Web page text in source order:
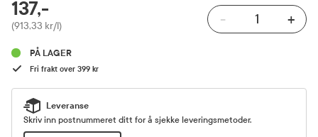
Pris
137,-
(913,33 kr/l) - +
PÅ LAGER
Fri frakt over 399 kr
Leveranse
Skriv inn postnummeret ditt for å sjekke leveringsmetoder.